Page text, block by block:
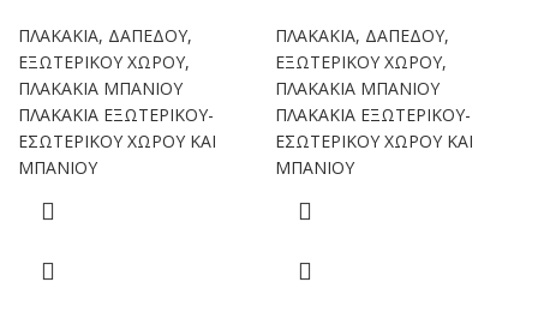
ΠΛΑΚΑΚΙΑ, ΔΑΠΕΔΟΥ,
ΕΞΩΤΕΡΙΚΟΥ ΧΩΡΟΥ,
ΠΛΑΚΑΚΙΑ ΜΠΑΝΙΟΥ
ΠΛΑΚΑΚΙΑ ΕΞΩΤΕΡΙΚΟΥ-
ΕΣΩΤΕΡΙΚΟΥ ΧΩΡΟΥ ΚΑΙ
ΜΠΑΝΙΟΥ
ΠΛΑΚΑΚΙΑ, ΔΑΠΕΔΟΥ,
ΕΞΩΤΕΡΙΚΟΥ ΧΩΡΟΥ,
ΠΛΑΚΑΚΙΑ ΜΠΑΝΙΟΥ
ΠΛΑΚΑΚΙΑ ΕΞΩΤΕΡΙΚΟΥ-
ΕΣΩΤΕΡΙΚΟΥ ΧΩΡΟΥ ΚΑΙ
ΜΠΑΝΙΟΥ